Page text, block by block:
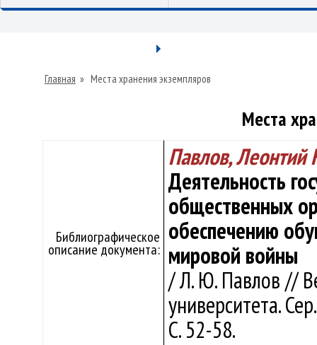
Главная » Места хранения экземпляров
Места
Библиографическое
описание документа:
Павлов, Леонтий
Деятельность
общественных
обеспечению
мировой войны
/ Л. Ю. Павлов //
университета.
С. 52-58.